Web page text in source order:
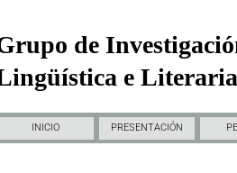
de
e
INICIO PRESENTACIÓN